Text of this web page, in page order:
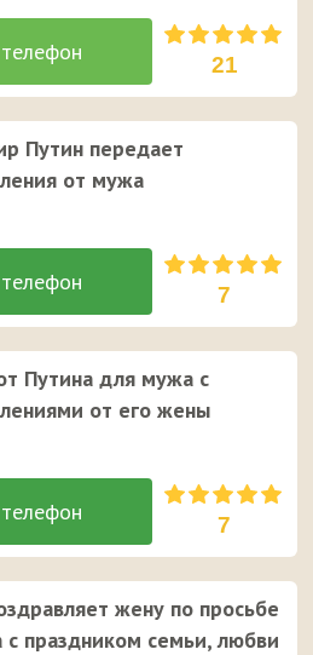
21
Путин передает
от мужа
7
Путина для мужа с
от его жены
7
жену по просьбе
праздником семьи, любви